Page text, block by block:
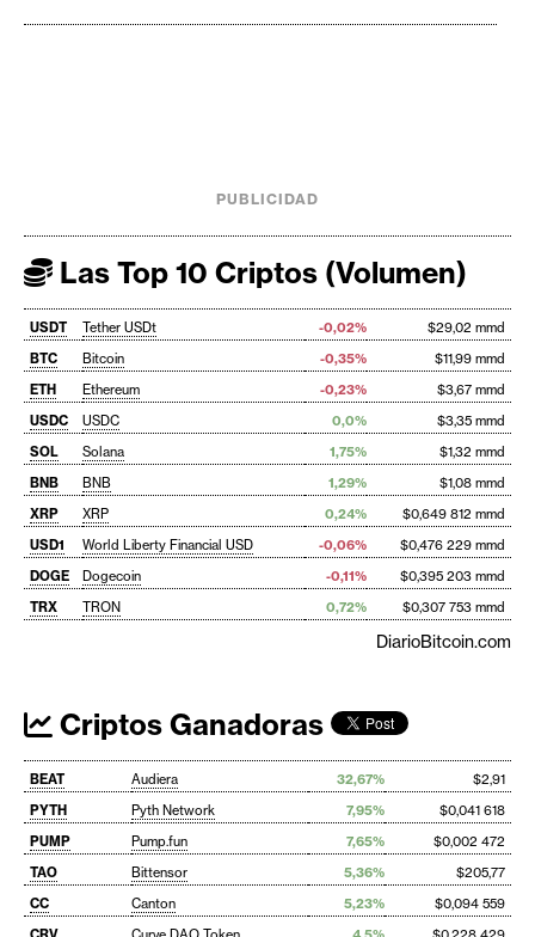
PUBLICIDAD
Las Top 10 Criptos (Volumen)
USDT Tether USDt -0,02%
$29,02 mmd
BTC
Bitcoin -0,35%
$11,99 mmd
ETH
Ethereum -0,23%
$3,67 mmd
USDC
USDC 0,0%
$3,35 mmd
SOL
Solana 1,75%
$1,32 mmd
BNB
BNB 1,29%
$1,08 mmd
XRP
XRP 0,24%
$0,649 812 mmd
USD1
World Liberty Financial USD -0,06%
$0,476 229 mmd
DOGE
Dogecoin -0,11%
$0,395 203 mmd
TRX
TRON 0,72% $0,307 753 mmd
DiarioBitcoin.com
Criptos Ganadoras
BEAT Audiera 32,67%
$2,91
PYTH
Pyth Network 7,95%
$0,041 618
PUMP
Pump.fun 7,65%
$0,002 472
TAO
Bittensor 5,36%
$205,77
CC
Canton 5,23%
$0,094 559